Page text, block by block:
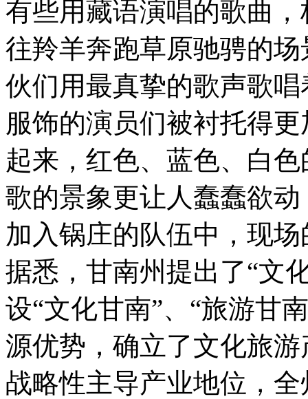
有些用藏语演唱的歌曲
往羚羊奔跑草原驰骋的
伙们用最真挚的歌声歌
服饰的演员们被衬托得
起来，红色、蓝色、白
歌的景象更让人蠢蠢欲
加入锅庄的队伍中，现
据悉，甘南州提出了“文
设“文化甘南”、“旅游甘
源优势，确立了文化旅
战略性主导产业地位，